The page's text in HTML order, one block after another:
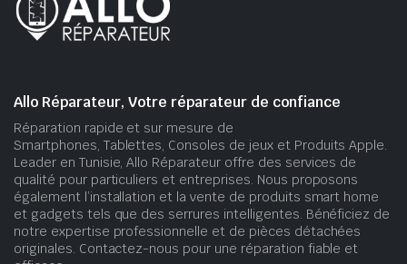
Allo Réparateur, Votre réparateur de confiance
Réparation rapide et sur mesure de
Smartphones, Tablettes, Consoles de jeux et Produits Apple.
Leader en Tunisie, Allo Réparateur offre des services de
qualité pour particuliers et entreprises. Nous proposons
également l’installation et la vente de produits smart home
et gadgets tels que des serrures intelligentes. Bénéficiez de
notre expertise professionnelle et de pièces détachées
originales. Contactez-nous pour une réparation fiable et